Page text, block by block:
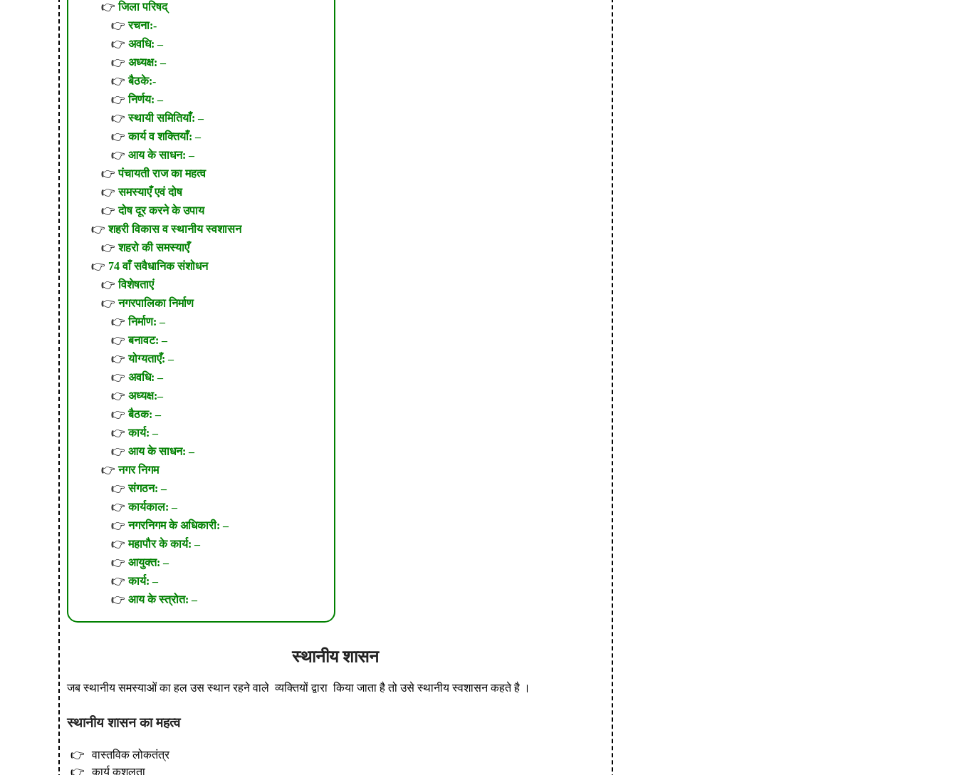
जिला परिषद्
रचना:-
अवधि: –
अध्यक्ष: –
बैठके:-
निर्णय: –
स्थायी समितियाँ: –
कार्य व शक्तियाँ: –
आय के साधन: –
पंचायती राज का महत्व
समस्याएँ एवं दोष
दोष दूर करने के उपाय
शहरी विकास व स्थानीय स्वशासन
शहरो की समस्याएँ
74 वाँ सवैधानिक संशोधन
विशेषताएं
नगरपालिका निर्माण
निर्माण: –
बनावट: –
योग्यताएँ: –
अवधि: –
अध्यक्ष:–
बैठक: –
कार्य: –
आय के साधन: –
नगर निगम
संगठन: –
कार्यकाल: –
नगरनिगम के अधिकारी: –
महापौर के कार्य: –
आयुक्त: –
कार्य: –
आय के स्त्रोत: –
स्थानीय शासन
जब स्थानीय समस्याओं का हल उस स्थान रहने वाले व्यक्तियों द्वारा किया जाता है तो उसे स्थानीय स्वशासन कहते है ।
स्थानीय शासन का महत्व
वास्तविक लोकतंत्र
कार्य कुशलता